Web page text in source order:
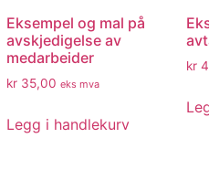
Eksempel og mal på
avskjedigelse av
medarbeider
kr35,00 eks mva
Legg i handlekurv
kr